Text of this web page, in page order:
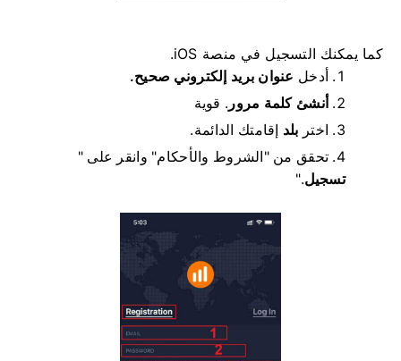
كما يمكنك التسجيل في منصة iOS.
أدخل عنوان بريد إلكتروني صحيح.
أنشئ كلمة مرور
قوية .
اختر بلد إقامتك الدائمة.
تحقق من "الشروط والأحكام" وانقر على "
تسجيل".